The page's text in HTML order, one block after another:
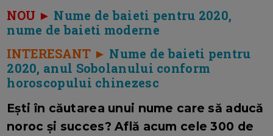
NOU ► Nume de baieti pentru 2020,
nume de baieti moderne
INTERESANT ► Nume de baieti pentru
2020, anul Sobolanului conform
horoscopului chinezesc
Ești în căutarea unui nume care să aducă
noroc și succes? Află acum cele 300 de